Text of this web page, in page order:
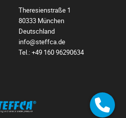
Theresienstraße 1
80333 München
Deutschland
info@steffca.de
Tel.:+49 160 96290634